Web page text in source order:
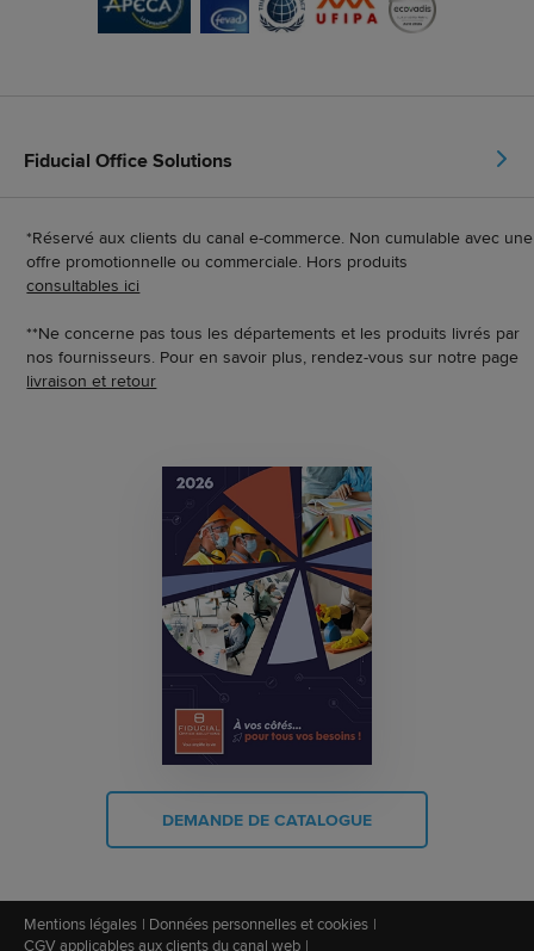
Fiducial Office Solutions
*Réservé aux clients du canal e-commerce. Non cumulable avec une
offre promotionnelle ou commerciale. Hors produits
consultables ici
**Ne concerne pas tous les départements et les produits livrés par
nos fournisseurs. Pour en savoir plus, rendez-vous sur notre page
livraison et retour
DEMANDE DE CATALOGUE
Mentions légales
Données personnelles et cookies
CGV applicables aux clients du canal web